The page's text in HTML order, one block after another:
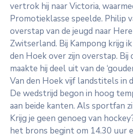
vertrok hij naar Victoria,
Promotieklasse speelde. Philip
overstap van de jeugd naar
Zwitserland. Bij Kampong krijg ik
den Hoek over zijn overstap. Bij
maakte hij deel uit van de
Van den Hoek vijf landstitels in
De wedstrijd begon in hoog
aan beide kanten. Als sportfan
Krijg je geen genoeg van
het brons begint om 14.30 uur